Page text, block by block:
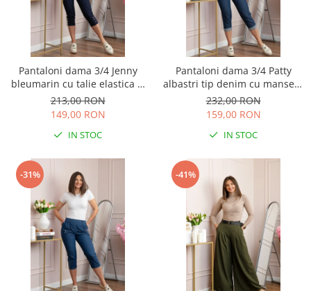
Pantaloni dama 3/4 Jenny
bleumarin cu talie elastica si
fermoare decorative
213,00 RON
149,00 RON
IN STOC
Pantaloni dama 3/4 Patty
albastri tip denim cu manseta
reglabila si talie elastica
232,00 RON
159,00 RON
IN STOC
-31% -41%